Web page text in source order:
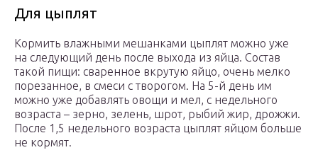
Для цыплят
Кормить влажными мешанками цыплят можно уже
на следующий день после выхода из яйца. Состав
такой пищи: сваренное вкрутую яйцо, очень мелко
порезанное, в смеси с творогом. На 5-й день им
можно уже добавлять овощи и мел, с недельного
возраста – зерно, зелень, шрот, рыбий жир, дрожжи.
После 1,5 недельного возраста цыплят яйцом больше
не кормят.